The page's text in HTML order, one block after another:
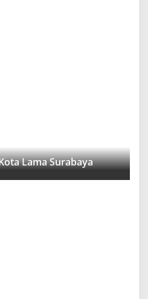
Lama Surabaya